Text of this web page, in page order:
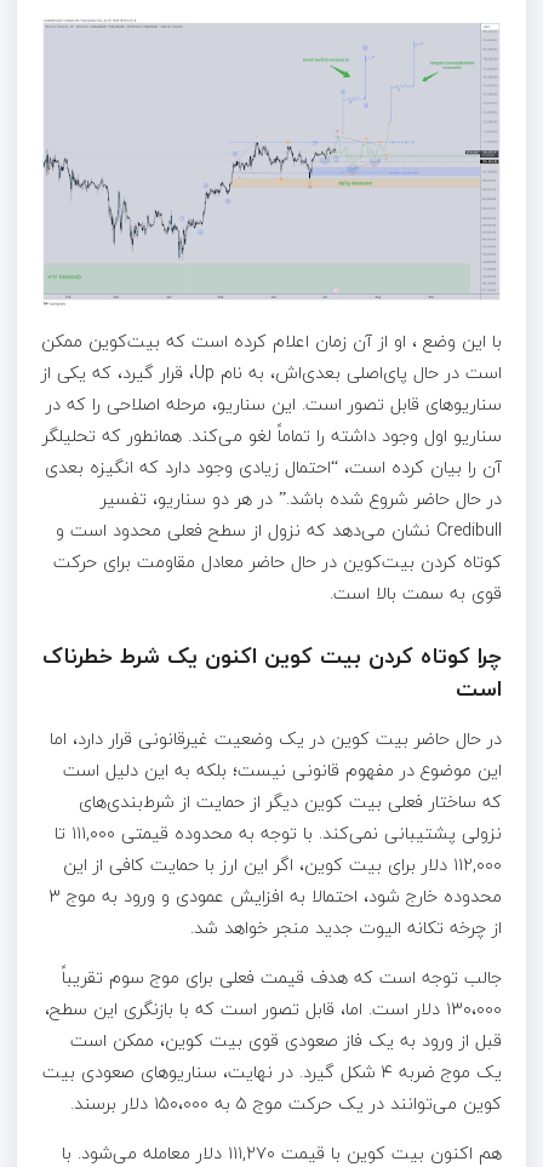
با این وضع ، او از آن زمان اعلام کرده است که بیت‌کوین ممکن
است در حال پای‌اصلی بعدی‌اش، به نام Up، قرار گیرد، که یکی از
سناریوهای قابل تصور است. این سناریو، مرحله اصلاحی را که در
سناریو اول وجود داشته را تماماً لغو می‌کند. همانطور که تحلیلگر
آن را بیان کرده است، “احتمال زیادی وجود دارد که انگیزه بعدی
در حال حاضر شروع شده باشد.” در هر دو سناریو، تفسیر
Credibull نشان می‌دهد که نزول از سطح فعلی محدود است و
کوتاه کردن بیت‌کوین در حال حاضر معادل مقاومت برای حرکت
قوی به سمت بالا است.
چرا کوتاه کردن بیت کوین اکنون یک شرط خطرناک
است
در حال حاضر بیت کوین در یک وضعیت غیرقانونی قرار دارد، اما
این موضوع در مفهوم قانونی نیست؛ بلکه به این دلیل است
که ساختار فعلی بیت کوین دیگر از حمایت از شرط‌بندی‌های
نزولی پشتیبانی نمی‌کند. با توجه به محدوده قیمتی ۱۱۱,۰۰۰ تا
۱۱۲,۰۰۰ دلار برای بیت کوین، اگر این ارز با حمایت کافی از این
محدوده خارج شود، احتمالا به افزایش عمودی و ورود به موج ۳
از چرخه تکانه الیوت جدید منجر خواهد شد.
جالب توجه است که هدف قیمت فعلی برای موج سوم تقریباً
۱۳۰،۰۰۰ دلار است. اما، قابل تصور است که با بازنگری این سطح،
قبل از ورود به یک فاز صعودی قوی بیت کوین، ممکن است
یک موج ضربه ۴ شکل گیرد. در نهایت، سناریوهای صعودی بیت
کوین می‌توانند در یک حرکت موج ۵ به ۱۵۰،۰۰۰ دلار برسند.
هم اکنون بیت کوین با قیمت ۱۱۱,۲۷۰ دلار معامله می‌شود. با